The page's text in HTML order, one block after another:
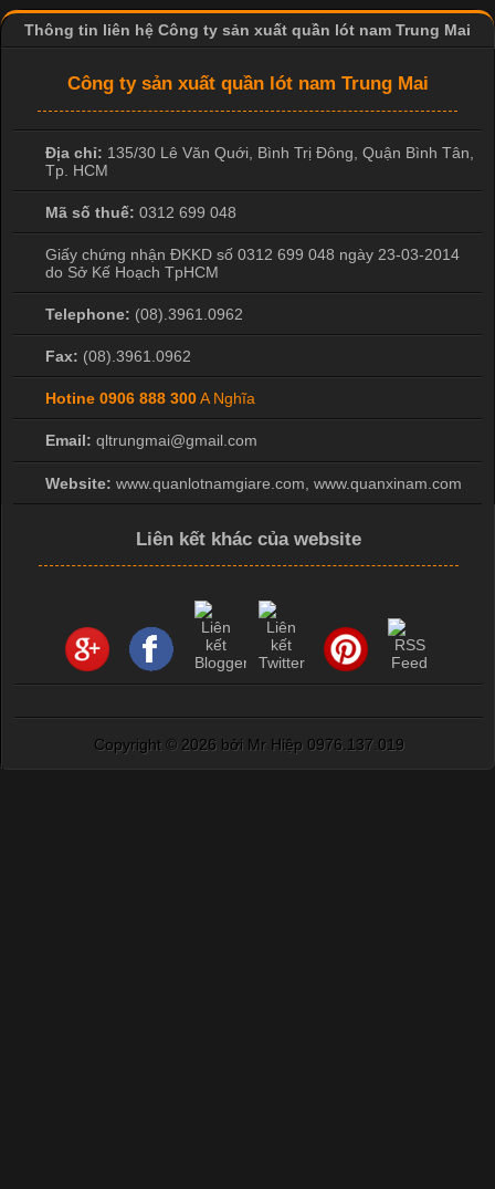
Khám Phá Áo Phông Trang Phục Phổ Biến Nhất Hiện Nay
Cập nhật 2026-04-24 17:24:50
Áo phông là một trong những trang phục phổ biến nhất trong
đời sống hiện đại nhờ sự tiện lợi, thoải mái và dễ phối đồ.
Không chỉ xuất hiện trong thời trang thường ngày, áo phông còn
được ứng dụng rộng rãi trong ngành sản xuất may mặc, đặc
biệt là các sản phẩm từ vải thun. Hiện nay,
Công Nghệ In Chuyển Nhiệt Trong Ngành Thời Trang Hiện
Đại
Cập nhật 2026-04-21 15:41:03
In Chuyển Nhiệt Là Gì? Công Nghệ In Hiện Đại Trong Ngành
hình ảnh sắc nét và bền màu. Đặc biệt, kỹ thuật này được ứng
dụng rộng rãi trong sản xuất áo thun, đồ thể thao
Thông tin liên hệ Công ty sản xuất quần lót nam Trung Mai
Công ty sản xuất quần lót nam Trung Mai
Địa chỉ: 135/30 Lê Văn Quới, Bình Trị Đông Quận Bình Tân
Tp. HCM
Mã số thuế: 0312 699 048
Giấy chứng nhận ĐKKD số 0312 699 048 ngày 23-03-2014
do Sở Kế Hoạch TpHCM
Telephone: (08).3961.0962
Fax: (08).3961.0962
Hotine 0906 888 300A Nghĩa
Email: qltrungmai@gmail.com
Website: www.quanlotnamgiare.com, www.quanxinam.com
Liên kết khác của website
Copyright © 2026 bởi Mr Hiệp 0976.137.019